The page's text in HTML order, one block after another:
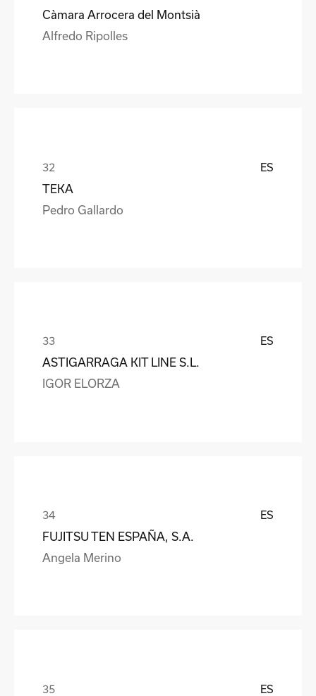
Càmara Arrocera del Montsià
Alfredo Ripolles
ES
TEKA
Pedro Gallardo
ES
ASTIGARRAGA KIT LINE S.L.
IGOR ELORZA
ES
FUJITSU TEN ESPAÑA, S.A.
Angela Merino
ES